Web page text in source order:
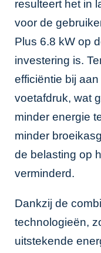
resulteert het in
voor de
Plus 6.8 kW op
investering is.
efficiëntie bij
voetafdruk, wat
minder energie
minder
de belasting op
verminderd.
Dankzij de
technologieën,
uitstekende